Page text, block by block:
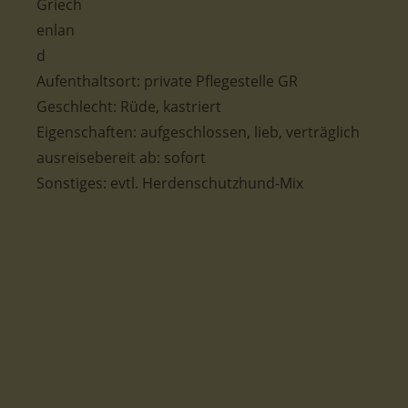
Aufenthaltsort: private Pflegestelle GR
Geschlecht: Rüde, kastriert
Eigenschaften: aufgeschlossen, lieb, verträglich
ausreisebereit ab: sofort
Sonstiges: evtl. Herdenschutzhund-Mix